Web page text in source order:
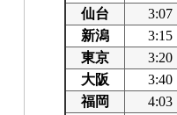
仙台
3:07
新潟
3:15
東京
3:20
大阪
3:40
福岡
4:03